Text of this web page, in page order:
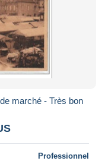
marché - Très bon
Professionnel